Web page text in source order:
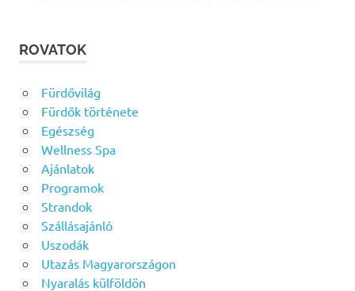
ROVATOK
Fürdővilág
Fürdők története
Egészség
Wellness Spa
Ajánlatok
Programok
Strandok
Szállásajánló
Uszodák
Utazás Magyarországon
Nyaralás külföldön